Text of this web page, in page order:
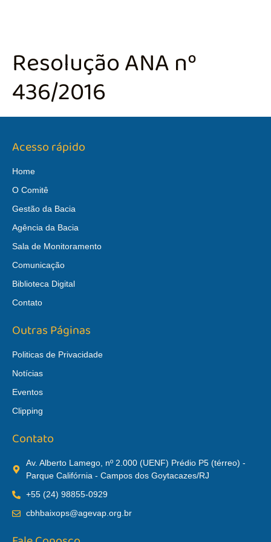
Resolução ANA nº
436/2016
Acesso rápido
Home
O Comitê
Gestão da Bacia
Agência da Bacia
Sala de Monitoramento
Comunicação
Biblioteca Digital
Contato
Outras Páginas
Politicas de Privacidade
Notícias
Eventos
Clipping
Contato
Av. Alberto Lamego, nº 2.000 (UENF) Prédio P5 (térreo) -
Parque Califórnia - Campos dos Goytacazes/RJ
+55 (24) 98855-0929
cbhbaixops@agevap.org.br